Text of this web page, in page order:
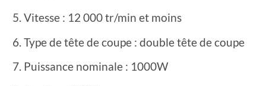
Vitesse : 12 000 tr/min et moins
Type de tête de coupe : double tête de coupe
Puissance nominale : 1000W